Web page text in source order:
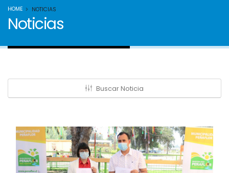
HOME NOTICIAS
Noticias
Buscar Noticia